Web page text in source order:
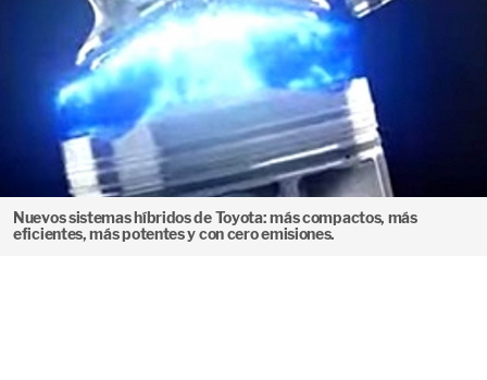
Nuevos sistemas híbridos de Toyota: más compactos, más
eficientes, más potentes y con cero emisiones.